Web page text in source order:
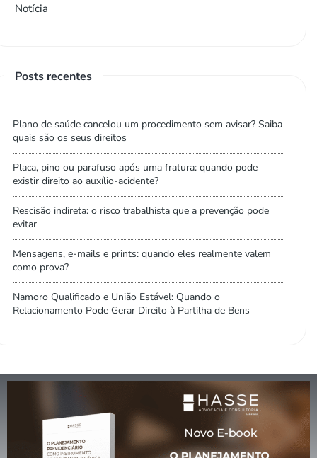
Notícia
Posts recentes
Plano de saúde cancelou um procedimento sem avisar? Saiba
quais são os seus direitos
Placa, pino ou parafuso após uma fratura: quando pode
existir direito ao auxílio-acidente?
Rescisão indireta: o risco trabalhista que a prevenção pode
evitar
Mensagens, e-mails e prints: quando eles realmente valem
como prova?
Namoro Qualificado e União Estável: Quando o
Relacionamento Pode Gerar Direito à Partilha de Bens